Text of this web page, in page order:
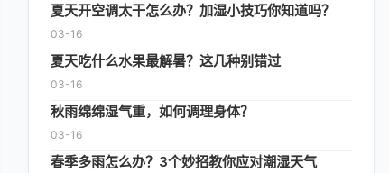
夏天开空调太干怎么办？加湿小技巧你知道吗？
03-16
夏天吃什么水果最解暑？这几种别错过
03-16
秋雨绵绵湿气重，如何调理身体？
03-16
春季多雨怎么办？3个妙招教你应对潮湿天气